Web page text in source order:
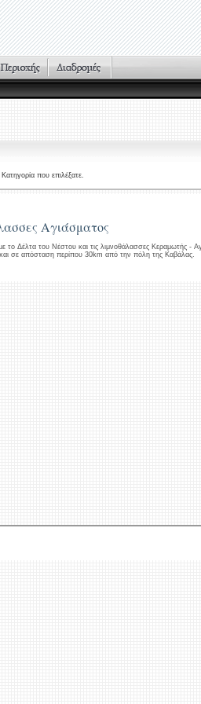
που επιλέξατε.
Αγιάσματος
το Δέλτα του Νέστου και τις λιμνοθάλασσες Κεραμωτής -
σε απόσταση περίπου 30km από την πόλη της Καβάλας.